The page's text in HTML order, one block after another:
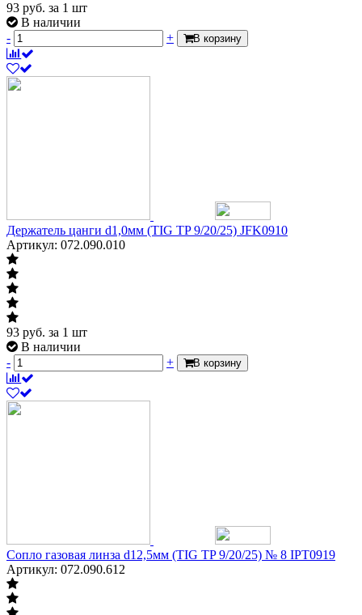
93 руб. за 1 шт
В наличии
-
+ В корзину
Держатель цанги d1,0мм (TIG TP 9/20/25) JFK0910
Артикул: 072.090.010
93 руб. за 1 шт
В наличии
-
+ В корзину
Сопло газовая линза d12,5мм (TIG TP 9/20/25) № 8 IPT0919
Артикул: 072.090.612